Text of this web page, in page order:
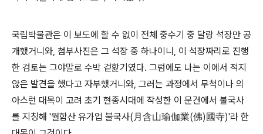
국립박물관은 이 보도에 할 수 없이 전체 중수기 중 달랑 석장만 공
개했거니와, 첨부사진은 그 석장 중 하나이니, 이 석장짜리로 진행
한 검토는 그야말로 수박 겉핥기였다. 그럼에도 나는 이에서 적지
않은 발견을 했다고 자부했거니와, 그러는 과정에서 무척이나 의
아스런 대목이 고려 초기 현종시대에 작성한 이 문건에서 불국사
를 지칭해 '월함산 유가업 불국사(月含山瑜伽業(佛)國寺)'라 한